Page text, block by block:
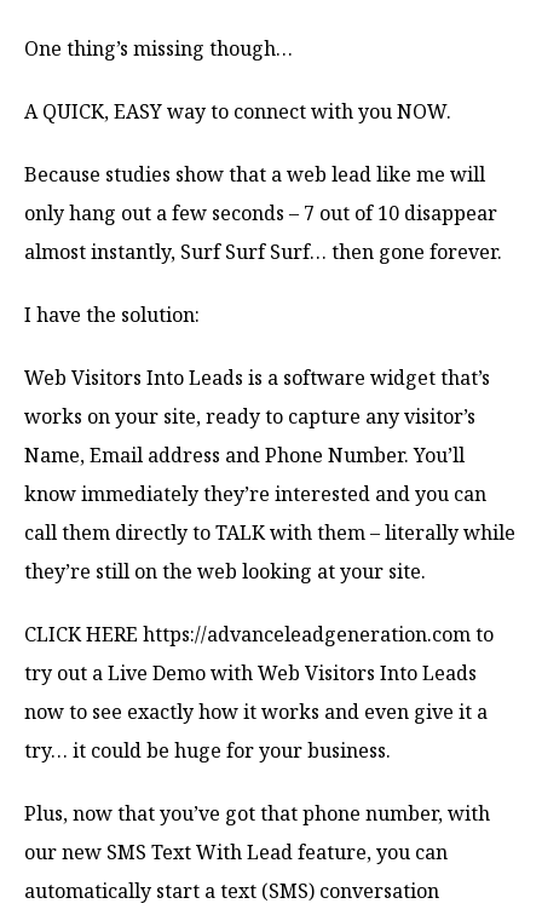
One thing’s missing though…
A QUICK, EASY way to connect with you NOW.
Because studies show that a web lead like me will
only hang out a few seconds – 7 out of 10 disappear
almost instantly, Surf Surf Surf… then gone forever.
I have the solution:
Web Visitors Into Leads is a software widget that’s
works on your site, ready to capture any visitor’s
Name, Email address and Phone Number. You’ll
know immediately they’re interested and you can
call them directly to TALK with them – literally while
they’re still on the web looking at your site.
CLICK HERE https://advanceleadgeneration.com to
try out a Live Demo with Web Visitors Into Leads
now to see exactly how it works and even give it a
try… it could be huge for your business.
Plus, now that you’ve got that phone number, with
our new SMS Text With Lead feature, you can
automatically start a text (SMS) conversation